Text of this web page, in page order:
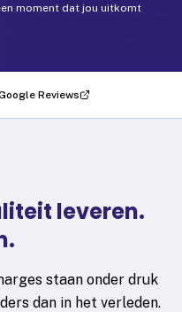
moment dat jou uitkomt
Reviews
leveren.
staan onder druk
dan in het verleden.